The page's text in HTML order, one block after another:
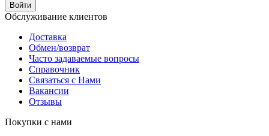
Обслуживание клиентов
Доставка
Обмен/возврат
Часто задаваемые вопросы
Справочник
Связаться с Нами
Вакансии
Отзывы
Покупки с нами